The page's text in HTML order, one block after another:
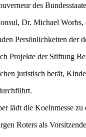
des
Dr. Michael Worbs,
Persönlichkeiten der
Projekte der Stiftung
juristisch berät,
lädt die Koelnmesse zu
Roters als